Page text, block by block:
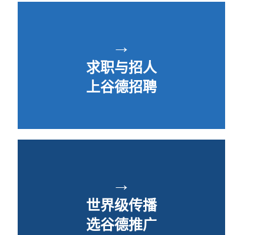
→
求职与招人
上谷德招聘
→
世界级传播
选谷德推广